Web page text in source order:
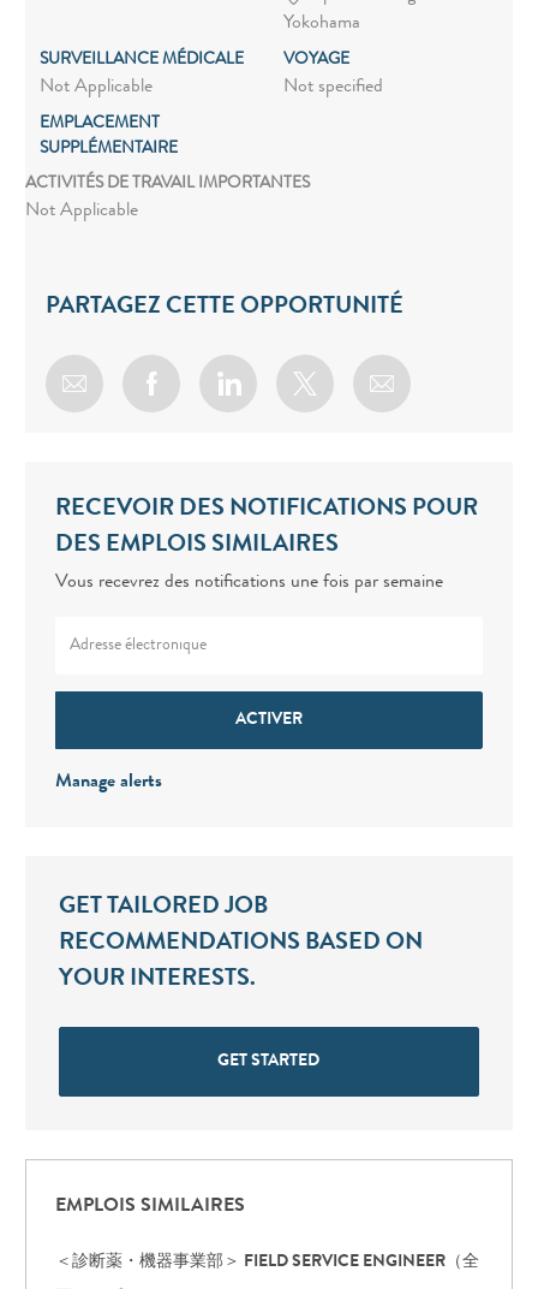
Yokohama
SURVEILLANCE MÉDICALE
Not Applicable
VOYAGE
Not specified
EMPLACEMENT
SUPPLÉMENTAIRE
ACTIVITÉS DE TRAVAIL IMPORTANTES
Not Applicable
PARTAGEZ CETTE OPPORTUNITÉ
Share via emailShare via Facebook
Share via LinkedIn
Share via twitter
RECEVOIR DES NOTIFICATIONS POUR
DES EMPLOIS SIMILAIRES
Vous recevrez des notifications une fois par semaine
ACTIVER
Manage alerts
GET TAILORED JOB
RECOMMENDATIONS BASED ON
YOUR INTERESTS.
GET STARTED
EMPLOIS SIMILAIRES
＜診断薬・機器事業部＞ FIELD SERVICE ENGINEER（全